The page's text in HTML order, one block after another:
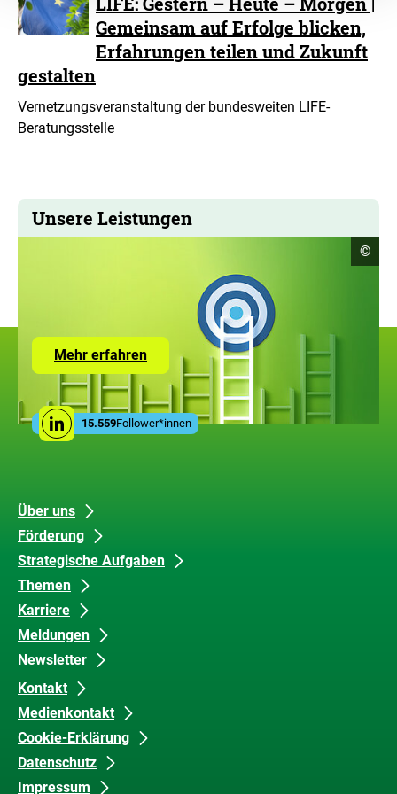
Gemeinsam auf Erfolge blicken,
Erfahrungen teilen und Zukunft
gestalten
Vernetzungsveranstaltung der bundesweiten LIFE-
Beratungsstelle
Unsere Leistungen
Mehr erfahrenZur
Seite
Leistungen
der
ZUG
Social
MediaLinkedin
15.559Follower*innen
©
Unsere
Inhalte
Über uns
Förderung
Strategische Aufgaben
Themen
Karriere
Meldungen
Newsletter
Datenschutz
und
Barrierefreiheit
Kontakt
Medienkontakt
Cookie-Erklärung
Datenschutz
Impressum